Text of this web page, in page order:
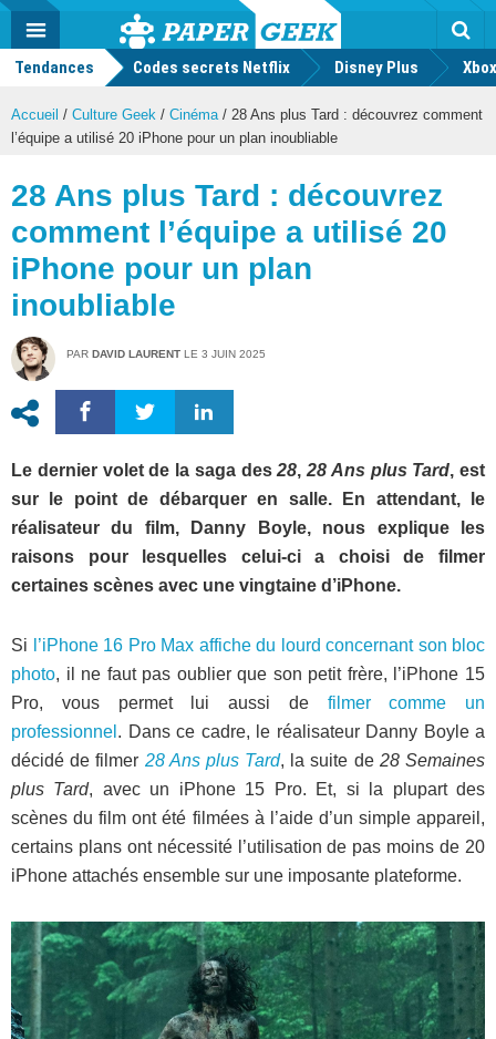
Actu
geek
MENU
Tendances Codes secrets Netflix Disney Plus
Accueil / Culture Geek / Cinéma / 28 Ans plus Tard : découvrez comment
l’équipe a utilisé 20 iPhone pour un plan inoubliable
28 Ans plus Tard : découvrez
comment l’équipe a utilisé 20
iPhone pour un plan
inoubliable
PAR DAVID LAURENT LE 3 JUIN 2025
Le dernier volet de la saga des28, 28 Ans plus Tard, est
sur le point de débarquer en salle. En attendant, le
réalisateur du film, Danny Boyle, nous explique les
raisons pour lesquelles celui-ci a choisi de filmer
certaines scènes avec une vingtaine d’iPhone.
Si
l’iPhone 16 Pro Max affiche du lourd concernant son bloc
photo, il ne faut pas oublier que son petit frère, l’iPhone 15
Pro, vous permet lui aussi de filmer comme un
professionnel . Dans ce cadre, le réalisateur Danny Boyle a
décidé de filmer 28 Ans plus Tard, la suite de 28 Semaines
plus Tard, avec un iPhone 15 Pro. Et, si la plupart des
scènes du film ont été filmées à l’aide d’un simple appareil,
certains plans ont nécessité l’utilisation de pas moins de 20
iPhone attachés ensemble sur une imposante plateforme.
Mode
FacebookTwitter Youtube